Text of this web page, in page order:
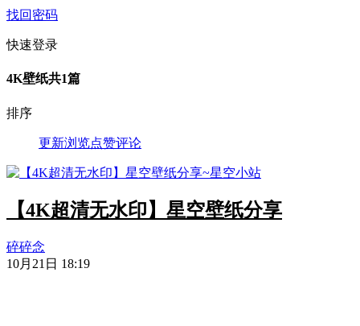
找回密码
快速登录
4K壁纸共1篇
排序
更新浏览点赞评论
【4K超清无水印】星空壁纸分享
碎碎念
10月21日 18:19